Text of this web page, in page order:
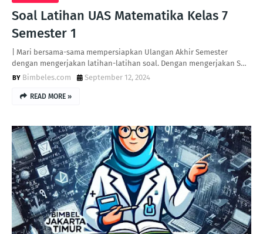
Soal Latihan UAS Matematika Kelas 7
Semester 1
| Mari bersama-sama mempersiapkan Ulangan Akhir Semester
dengan mengerjakan latihan-latihan soal. Dengan mengerjakan S…
Bimbeles.com
September 12, 2024
READ MORE »